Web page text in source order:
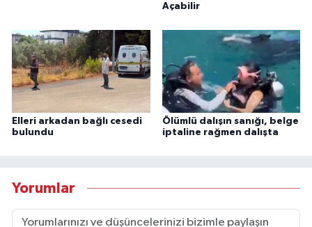
Açabilir
Elleri arkadan bağlı cesedi
bulundu
Ölümlü dalışın sanığı, belge
iptaline rağmen dalışta
Yorumlar